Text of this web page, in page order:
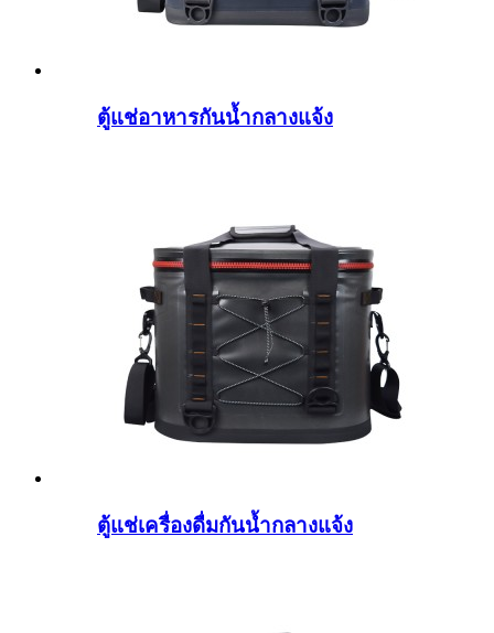
ตู้แช่อาหารกันน้ำกลางแจ้ง
ตู้แช่เครื่องดื่มกันน้ำกลางแจ้ง